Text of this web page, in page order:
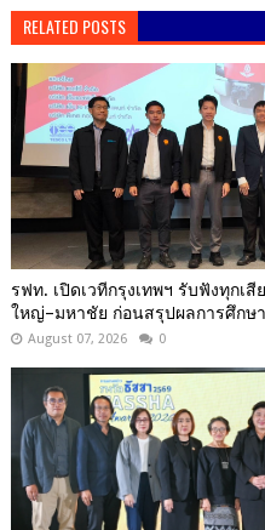
RELATED POSTS
รฟท. เปิดเวทีกรุงเทพฯ รับฟังทุกเ
ใหญ่–มหาชัย ก่อนสรุปผลการศึกษา
August 07, 2026 0